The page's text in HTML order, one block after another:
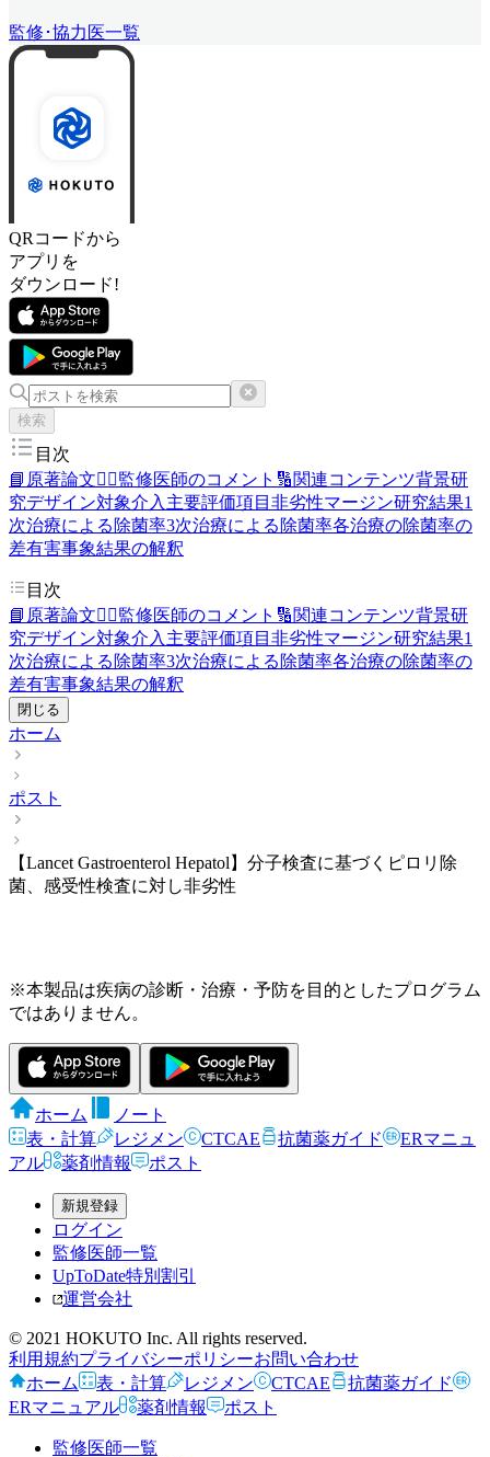
監修･協力医一覧
QRコードから
アプリを
ダウンロード!
検索
目次
📘原著論文👨‍⚕️監修医師のコメント 🔢関連コンテンツ背景研
究デザイン対象介入 主要評価項目 非劣性マージン研究結果1
次治療による除菌率3次治療による除菌率各治療の除菌率の
差有害事象結果の解釈
目次
📘原著論文👨‍⚕️監修医師のコメント 🔢関連コンテンツ背景研
究デザイン対象介入 主要評価項目 非劣性マージン研究結果1
次治療による除菌率3次治療による除菌率各治療の除菌率の
差有害事象結果の解釈
閉じる
ホーム
ポスト
【Lancet Gastroenterol Hepatol】分子検査に基づくピロリ除
菌、感受性検査に対し非劣性
※本製品は疾病の診断・治療・予防を目的としたプログラム
ではありません。
ホーム
ノート
表・計算
レジメン CTCAE 抗菌薬ガイド
ERマニュ
アル
薬剤情報 ポスト
新規登録
ログイン
監修医師一覧
UpToDate特別割引
運営会社
© 2021 HOKUTO Inc. All rights reserved.
利用規約プライバシーポリシーお問い合わせ
ホーム
表・計算 レジメン CTCAE
抗菌薬ガイド
ERマニュアル
薬剤情報 ポスト
監修医師一覧